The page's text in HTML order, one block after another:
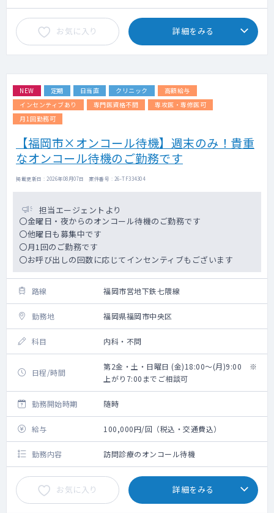
お気に入り 詳細をみる
NEW 定期 日当直 クリニック
高額給与
インセンティブあり
専門医資格不問
専攻医・専修医可
月1回勤務可
【福岡市×オンコール待機】週末のみ！貴重
なオンコール待機のご勤務です
掲載更新日 : 2026年08月07日 案件番号 : 26-TF334304
担当エージェントより
〇金曜日・夜からのオンコール待機のご勤務です
〇他曜日も募集中です
〇月1回のご勤務です
〇お呼び出しの回数に応じてインセンティブもございます
路線 福岡市営地下鉄七隈線
勤務地 福岡県福岡市中央区
科目 内科・不問
日程/時間
第2金・土・日曜日 (金)18:00～(月)9:00 ※
上がり7:00までご相談可
勤務開始時期 随時
給与 100,000円/回（税込・交通費込）
勤務内容 訪問診療のオンコール待機
お気に入り 詳細をみる